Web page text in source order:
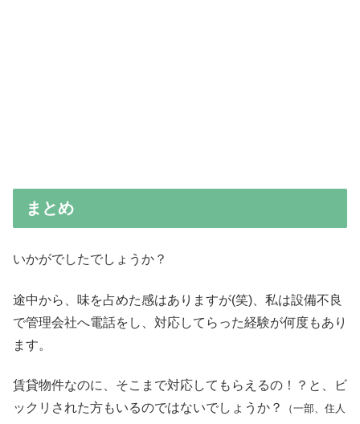
まとめ
いかがでしたでしょうか？
途中から、味を占めた感はありますが(笑)、私は設備不良
で管理会社へ電話をし、対応してらった経験が何度もあり
ます。
賃貸物件なのに、そこまで対応してもらえるの！？と、ビ
ックリされた方もいるのではないでしょうか？
（一部、住人